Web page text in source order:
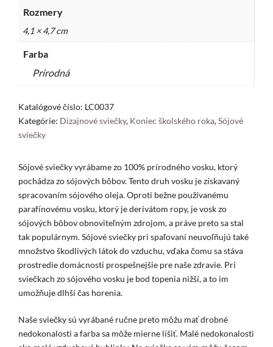
Rozmery
4,1 × 4,7 cm
Farba
Prírodná
Katalógové číslo: LC0037
Kategórie: Dizajnové sviečky, Koniec školského roka,Sójové
sviečky
Sójové sviečky vyrábame zo 100% prírodného vosku, ktorý
pochádza zo sójových bôbov. Tento druh vosku je získavaný
spracovaním sójového oleja. Oproti bežne používanému
parafínovému vosku, ktorý je derivátom ropy, je vosk zo
sójových bôbov obnoviteľným zdrojom, a práve preto sa stal
tak populárnym. Sójové sviečky pri spaľovaní neuvoľňujú také
množstvo škodlivých látok do vzduchu, vďaka čomu sa stáva
prostredie domácnosti prospešnejšie pre naše zdravie. Pri
sviečkach zo sójového vosku je bod topenia nižší, a to im
umožňuje dlhší čas horenia.
Naše sviečky sú vyrábané ručne preto môžu mať drobné
nedokonalosti a farba sa môže mierne líšiť. Malé nedokonalosti